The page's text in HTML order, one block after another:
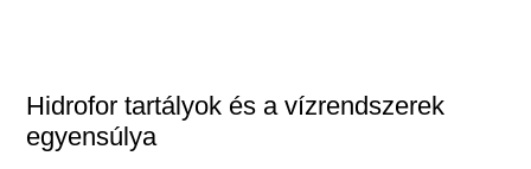
Hidrofor tartályok és a vízrendszerek
egyensúlya